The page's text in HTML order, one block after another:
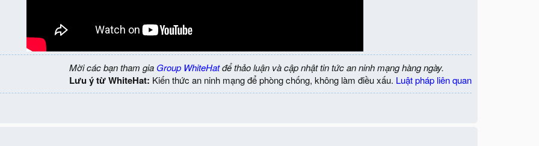
Mời các bạn tham gia Group WhiteHatđể thảo luận và cập nhật tin tức an ninh mạng hàng ngày.
Lưu ý từ WhiteHat: Kiến thức an ninh mạng để phòng chống, không làm điều xấu. Luật pháp liên quan